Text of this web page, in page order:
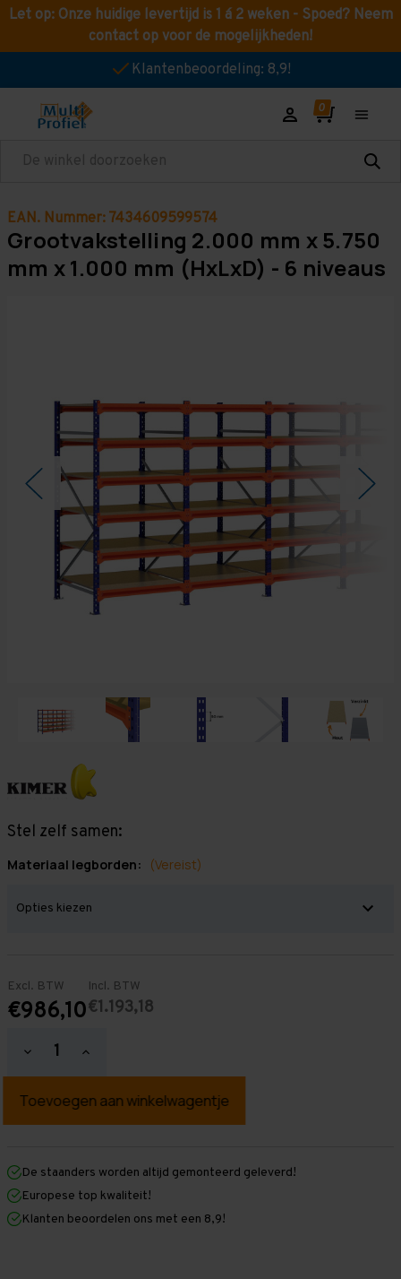
Let op: Onze huidige levertijd is 1 á 2 weken - Spoed? Neem
contact op voor de mogelijkheden!
Klantenbeoordeling: 8,9!
Zoeken
EAN. Nummer: 7434609599574
Grootvakstelling 2.000 mm x 5.750
mm x 1.000 mm (HxLxD) - 6 niveaus
Stel zelf samen:
Materiaal legborden: (Vereist)
Excl. BTW
€986,10
Incl. BTW
€1.193,18
Hoeveelheid
verlagen
Grootvakstelling
mm
mm
x
1.000
mm
Hoeveelheid
verhogen
Grootvakstelling
mm
mm
1.000
mm
De staanders worden altijd gemonteerd geleverd!
Europese top kwaliteit!
Klanten beoordelen ons met een 8,9!